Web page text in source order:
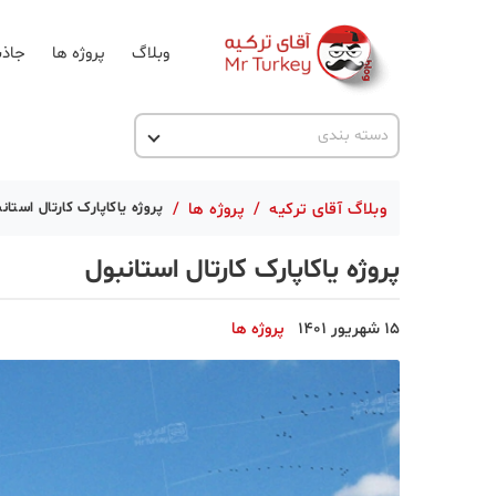
وبلاگ پروژه ها
دسته بندی
اخبار ترکیه
ترکیه گردی
جاذبه گردشگری
حقوقی
دانستنی
وبلاگ آقای ترکیه / پروژه ها / پروژه یاکاپارک کارتال
پروژه یاکاپارک کارتال استانبول
15 شهریور 1401 پروژه ها